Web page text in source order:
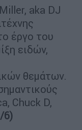
aka DJ
έργο του
ειδών,
θεμάτων.
Chuck D,
6)